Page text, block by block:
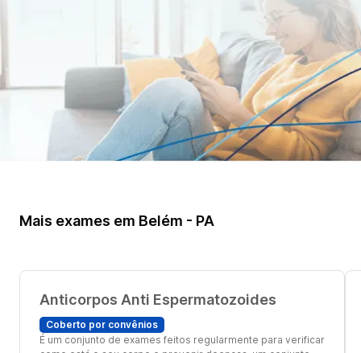
Mais exames em Belém - PA
Anticorpos Anti Espermatozoides
Coberto por convênios
É um conjunto de exames feitos regularmente para verificar